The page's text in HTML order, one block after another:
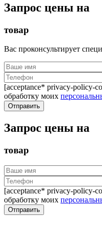
Запрос цены на
товар
Вас проконсультирует
[acceptance* privacy-policy-
обработку моих
Запрос цены на
товар
[acceptance* privacy-policy-
обработку моих